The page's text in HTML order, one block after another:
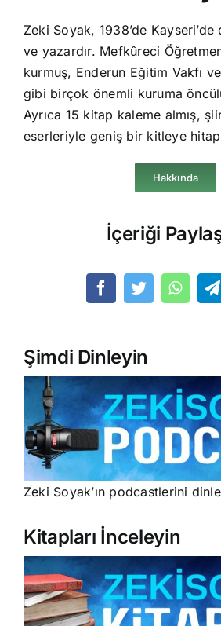
Zeki Soyak, 1938’de
ve yazardır. Mefkûreci
kurmuş, Enderun Eğitim Vakfı
gibi birçok önemli kuruma
Ayrıca 15 kitap kaleme almış,
eserleriyle geniş bir kitleye
Hakkında
İçeriği
Şimdi Dinleyin
Zeki Soyak’ın podcastlerini
Kitapları İnceleyin